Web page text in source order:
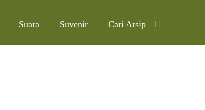
Suara Suvenir Cari Arsip